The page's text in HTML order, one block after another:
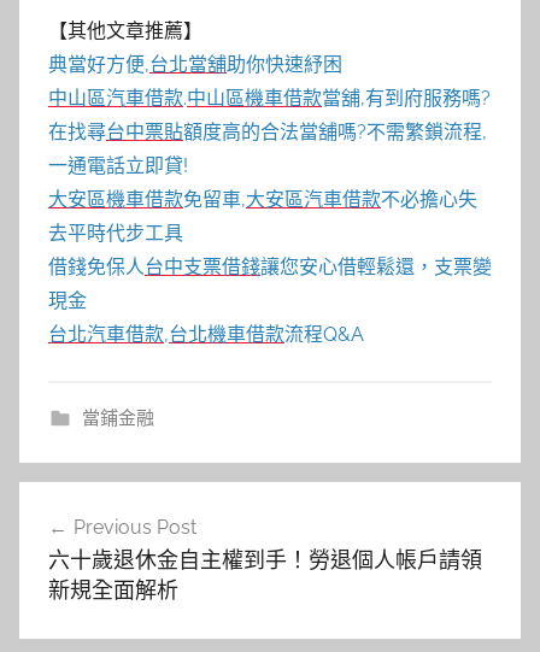
【其他文章推薦】
典當好方便,台北當舖助你快速紓困
中山區汽車借款.中山區機車借款當舖,有到府服務嗎?
在找尋台中票貼額度高的合法當舖嗎?不需繁鎖流程,
一通電話立即貸!
大安區機車借款免留車,大安區汽車借款不必擔心失
去平時代步工具
借錢免保人台中支票借錢讓您安心借輕鬆還，支票變
現金
台北汽車借款,台北機車借款流程Q&A
當鋪金融
導
覽
Previous Post
六十歲退休金自主權到手！勞退個人帳戶請領
新規全面解析